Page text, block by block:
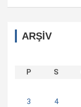
ARŞİV
P
S
3
4